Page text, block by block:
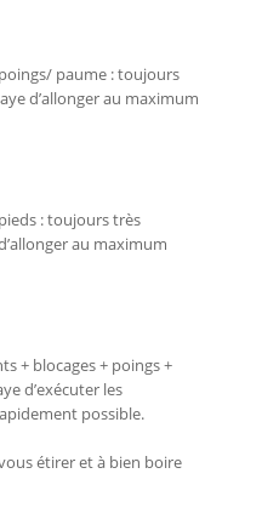
paume : toujours
d’allonger au maximum
: toujours très
au maximum
+ blocages + poings +
d’exécuter les
possible.
étirer et à bien boire